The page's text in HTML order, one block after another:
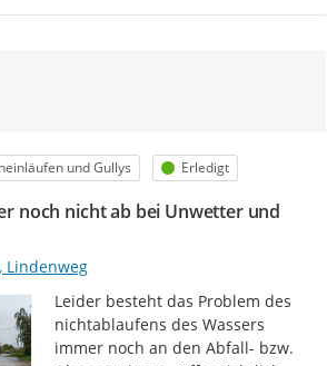
und Gullys Status
Erledigt
noch nicht ab bei Unwetter und
Lindenweg
Leider besteht das Problem des
nichtablaufens des Wassers
immer noch an den Abfall- bzw.